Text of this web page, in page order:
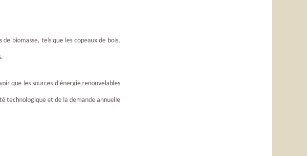
biomasse, tels que les copeaux de bois,
que les sources d'énergie renouvelables
technologique et de la demande annuelle